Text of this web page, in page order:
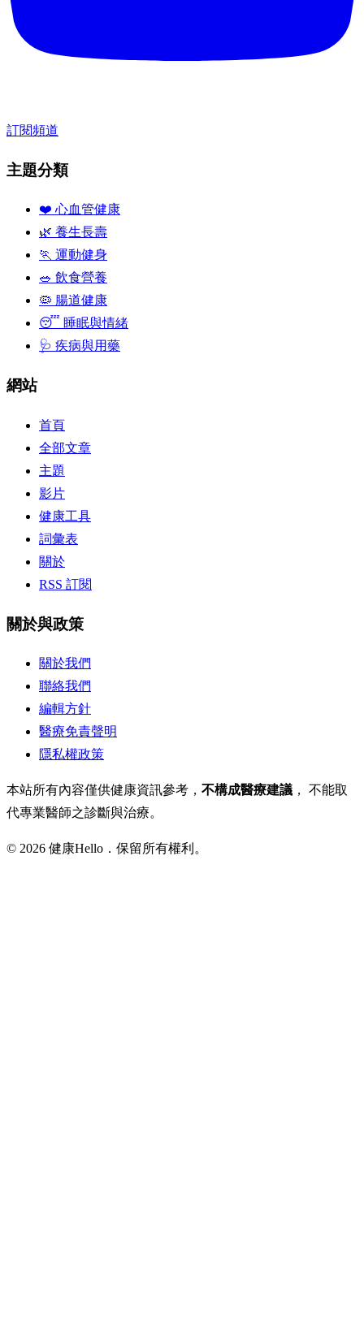
訂閱頻道
主題分類
❤️ 心血管健康
🌿 養生長壽
🏃 運動健身
🥗 飲食營養
🦠 腸道健康
😴 睡眠與情緒
🩺 疾病與用藥
網站
首頁
全部文章
主題
影片
健康工具
詞彙表
關於
RSS 訂閱
關於與政策
關於我們
聯絡我們
編輯方針
醫療免責聲明
隱私權政策
本站所有內容僅供健康資訊參考， 不構成醫療建議 ， 不能取
代專業醫師之診斷與治療。
© 2026 健康Hello．保留所有權利。